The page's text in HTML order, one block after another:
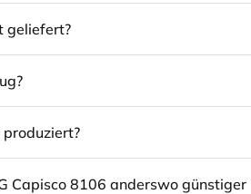
geliefert?
Capisco 8106 anderswo günstiger